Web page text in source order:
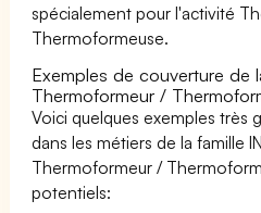
spécialement pour l'activité
Thermoformeuse.
Exemples de couverture de
Thermoformeur /
Voici quelques exemples très
dans les métiers de la famille
Thermoformeur /
potentiels: